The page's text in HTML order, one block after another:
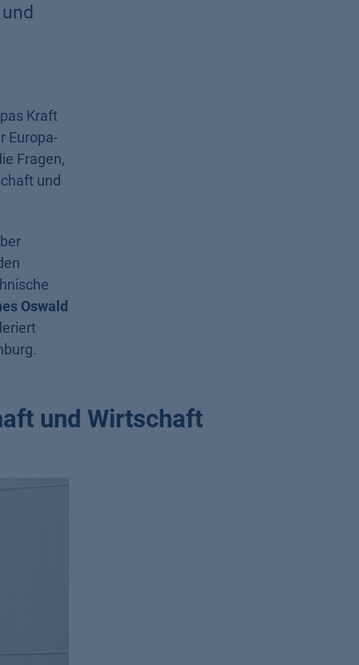
Kraft
Europa-
Fragen,
und
Oswald
und Wirtschaft